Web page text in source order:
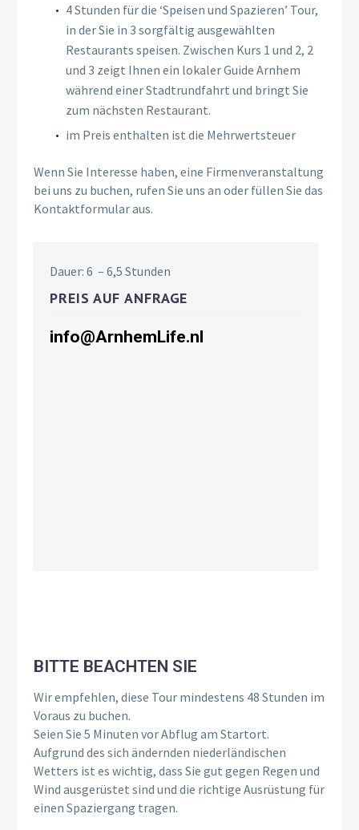
4 Stunden für die ‘Speisen und Spazieren’ Tour,
in der Sie in 3 sorgfältig ausgewählten
Restaurants speisen. Zwischen Kurs 1 und 2, 2
und 3 zeigt Ihnen ein lokaler Guide Arnhem
während einer Stadtrundfahrt und bringt Sie
zum nächsten Restaurant.
im Preis enthalten ist die Mehrwertsteuer
Wenn Sie Interesse haben, eine Firmenveranstaltung
bei uns zu buchen, rufen Sie uns an oder füllen Sie das
Kontaktformular aus.
Dauer: 6 – 6,5 Stunden
PREIS AUF ANFRAGE
info@ArnhemLife.nl
BITTE BEACHTEN SIE
Wir empfehlen, diese Tour mindestens 48 Stunden im
Voraus zu buchen.
Seien Sie 5 Minuten vor Abflug am Startort.
Aufgrund des sich ändernden niederländischen
Wetters ist es wichtig, dass Sie gut gegen Regen und
Wind ausgerüstet sind und die richtige Ausrüstung für
einen Spaziergang tragen.